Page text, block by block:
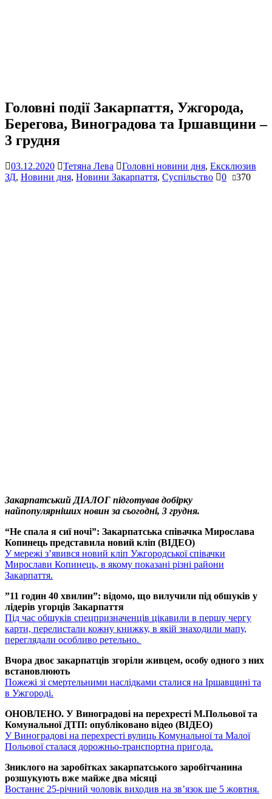
Головні події Закарпаття, Ужгорода,
Берегова, Виноградова та Іршавщини –
3 грудня
03.12.2020 Тетяна Лева Головні новини дня, Ексклюзив
ЗД, Новини дня, Новини Закарпаття, Суспільство 0 370
Закарпатський ДІАЛОГ підготував добірку
найпопулярніших новин за сьогодні, 3 грудня.
“Не спала я сиї ночі”: Закарпатська співачка Мирослава
Копинець представила новий кліп (ВІДЕО)
У мережі з’явився новий кліп Ужгородської співачки
Мирослави Копинець, в якому показані різні райони
Закарпаття.
”11 годин 40 хвилин”: відомо, що вилучили під обшуків у
лідерів угорців Закарпаття
Під час обшуків спецпризначенців цікавили в першу чергу
карти, перелистали кожну книжку, в якій знаходили мапу,
переглядали особливо ретельно.
Вчора двоє закарпатців згоріли живцем, особу одного з них
встановлюють
Пожежі зі смертельними наслідками сталися на Іршавщині та
в Ужгороді.
ОНОВЛЕНО. У Виноградові на перехресті М.Польової та
Комунальної ДТП: опубліковано відео (ВІДЕО)
У Виноградові на перехресті вулиць Комунальної та Малої
Польової сталася дорожньо-транспортна пригода.
Зниклого на заробітках закарпатського заробітчанина
розшукують вже майже два місяці
Востаннє 25-річний чоловік виходив на зв’язок ще 5 жовтня.